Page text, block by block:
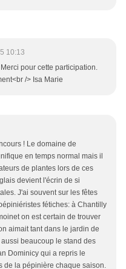
10:13
pour cette participation.
/> Isa Marie
! Le domaine de
en temps normal mais il
de plantes lors de ces
devient l'écrin de si
J'ai souvent sur les fêtes
fétiches: à Chantilly
on est certain de trouver
aimait tant dans le jardin de
beaucoup le stand des
Dominicy qui a repris le
de la pépinière chaque saison.